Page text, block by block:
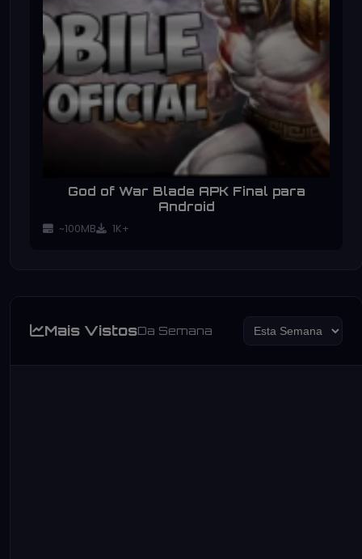
God of War Blade APK Final para
Android
~100MB 1K+
Mais VistosDa Semana